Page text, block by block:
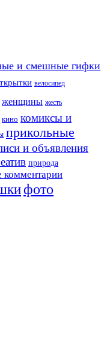
и смешные гифки
велосипед
женщины жесть
кино комиксы и
прикольные
и объявления
природа
фото